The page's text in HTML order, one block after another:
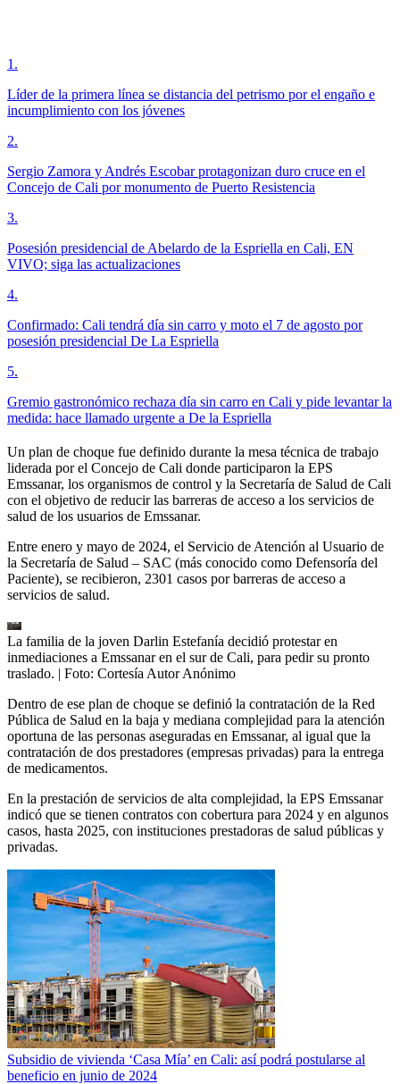
1 .
Líder de la primera línea se distancia del petrismo por el engaño e
incumplimiento con los jóvenes
2.
Sergio Zamora y Andrés Escobar protagonizan duro cruce en el
Concejo de Cali por monumento de Puerto Resistencia
3.
Posesión presidencial de Abelardo de la Espriella en Cali, EN
VIVO; siga las actualizaciones
4.
Confirmado: Cali tendrá día sin carro y moto el 7 de agosto por
posesión presidencial De La Espriella
5.
Gremio gastronómico rechaza día sin carro en Cali y pide levantar la
medida: hace llamado urgente a De la Espriella
Un plan de choque fue definido durante la mesa técnica de trabajo
liderada por el Concejo de Cali donde participaron la EPS
Emssanar, los organismos de control y la Secretaría de Salud de Cali
con el objetivo de reducir las barreras de acceso a los servicios de
salud de los usuarios de Emssanar.
Entre enero y mayo de 2024, el Servicio de Atención al Usuario de
la Secretaría de Salud – SAC (más conocido como Defensoría del
Paciente), se recibieron, 2301 casos por barreras de acceso a
servicios de salud.
La familia de la joven Darlin Estefanía decidió protestar en
inmediaciones a Emssanar en el sur de Cali, para pedir su pronto
traslado. | Foto: Cortesía Autor Anónimo
Dentro de ese plan de choque se definió la contratación de la Red
Pública de Salud en la baja y mediana complejidad para la atención
oportuna de las personas aseguradas en Emssanar, al igual que la
contratación de dos prestadores (empresas privadas) para la entrega
de medicamentos.
En la prestación de servicios de alta complejidad, la EPS Emssanar
indicó que se tienen contratos con cobertura para 2024 y en algunos
casos, hasta 2025, con instituciones prestadoras de salud públicas y
privadas.
Subsidio de vivienda ‘Casa Mía’ en Cali: así podrá postularse al
beneficio en junio de 2024